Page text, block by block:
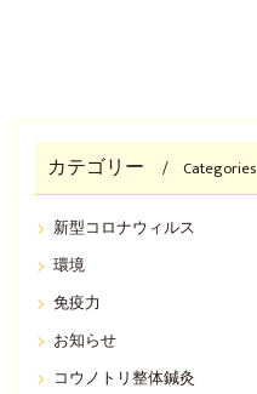
カテゴリー Categories
新型コロナウィルス
環境
免疫力
お知らせ
コウノトリ整体鍼灸